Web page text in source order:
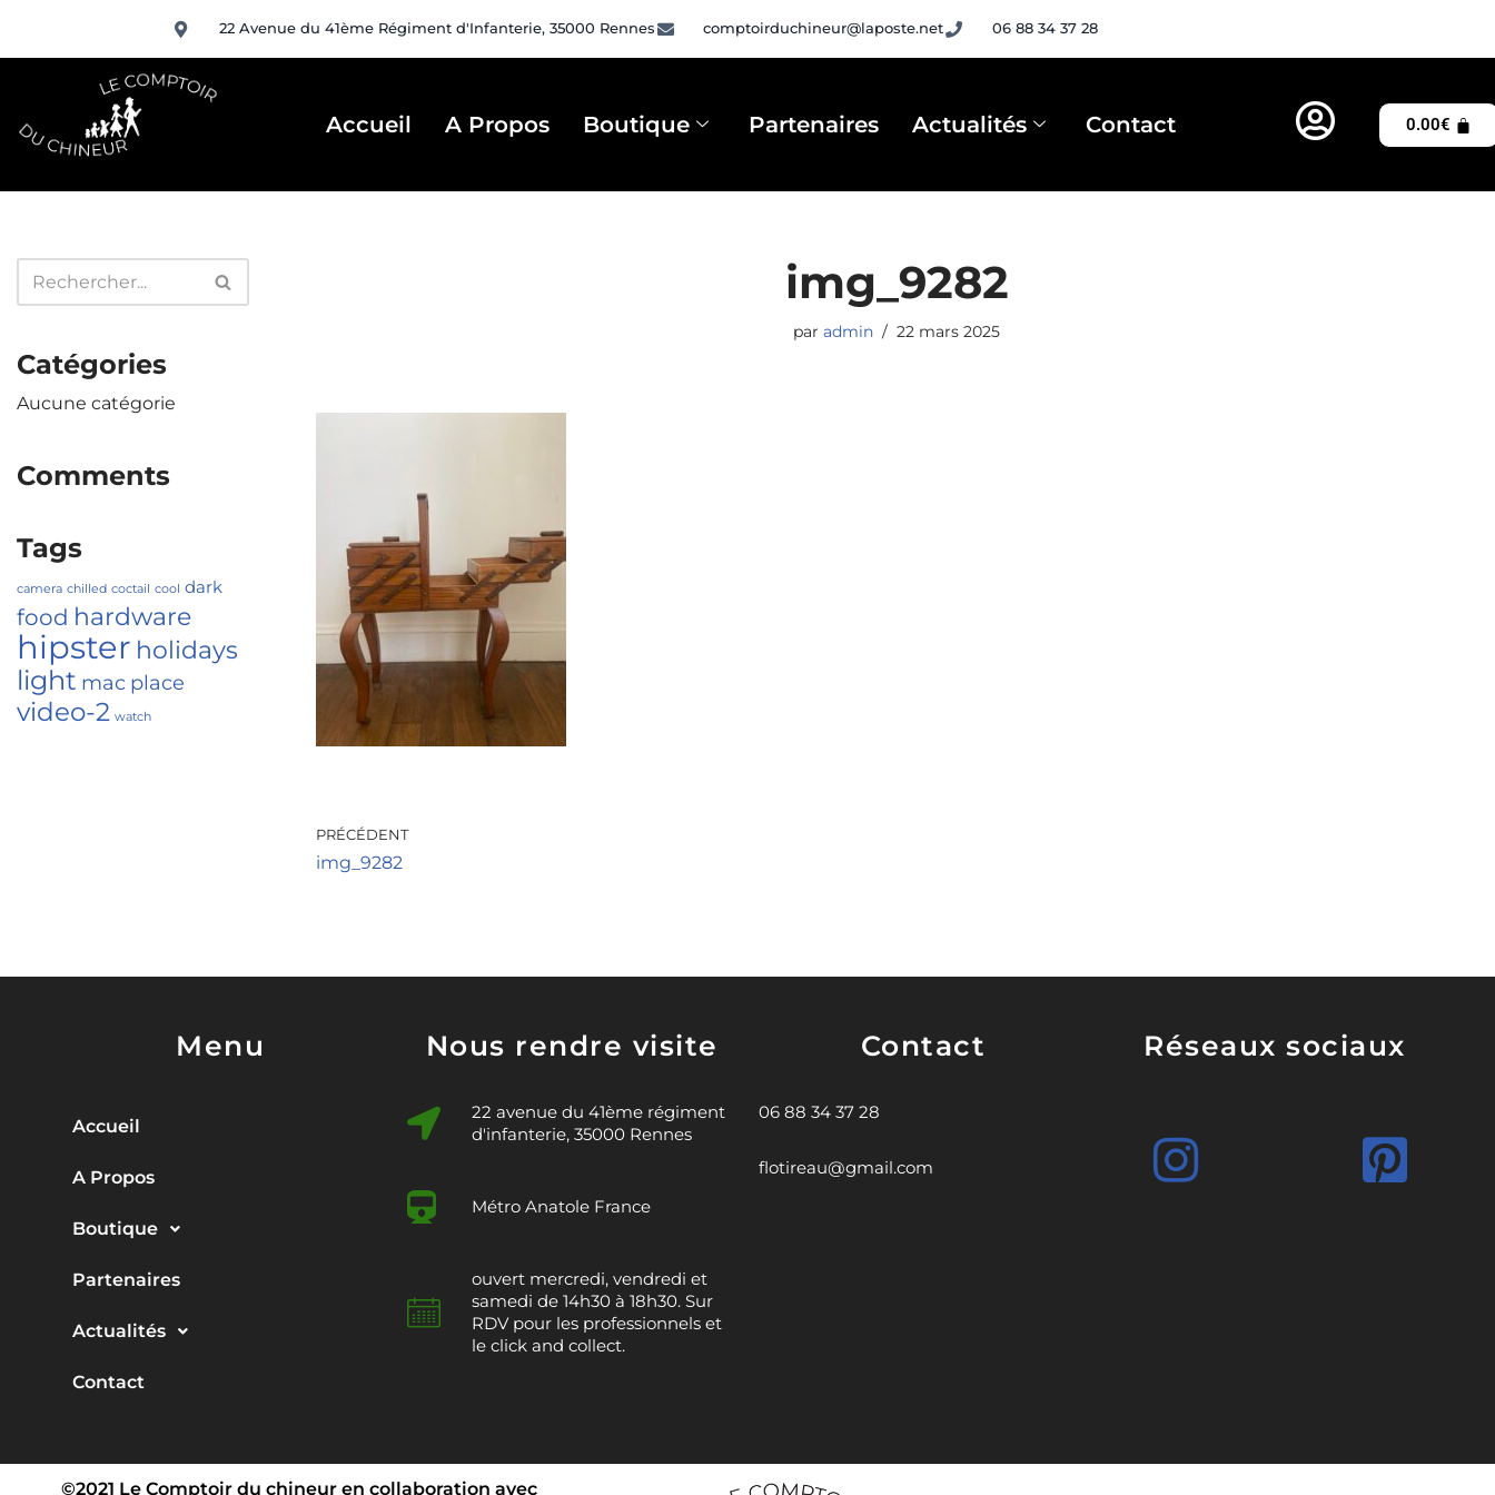
Aller
22 Avenue du 41ème Régiment d'Infanterie, 35000 Rennes comptoirduchineur@laposte.net 06 88 34 37 28
Accueil A Propos Boutique Partenaires Actualités Contact 0.00€
Catégories
Aucune catégorie
Comments
Tags
camera chilled coctail cool dark
food hardware
hipster holidays
light mac place
video-2 watch
img_9282
paradmin 22 mars 2025
PRÉCÉDENT
img_9282
Menu
Accueil
A Propos
Boutique
Partenaires
Actualités
Contact
Nous rendre visite
22 avenue du 41ème régiment
d'infanterie, 35000 Rennes
Métro Anatole France
ouvert mercredi, vendredi et
samedi de 14h30 à 18h30. Sur
RDV pour les professionnels et
le click and collect.
Contact
06 88 34 37 28
flotireau@gmail.com
Réseaux sociaux
©2021 Le Comptoir du chineur en collaboration avec